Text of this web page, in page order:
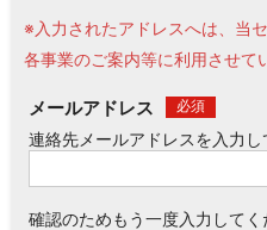
※入力されたアドレスへは、当
各事業のご案内等に利用させて
メールアドレス 必須
連絡先メールアドレスを入力し
確認のためもう一度入力してく